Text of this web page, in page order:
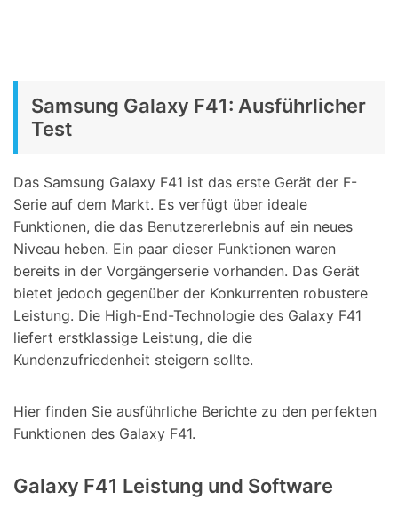
Samsung Galaxy F41: Ausführlicher
Test
Das Samsung Galaxy F41 ist das erste Gerät der F-
Serie auf dem Markt. Es verfügt über ideale
Funktionen, die das Benutzererlebnis auf ein neues
Niveau heben. Ein paar dieser Funktionen waren
bereits in der Vorgängerserie vorhanden. Das Gerät
bietet jedoch gegenüber der Konkurrenten robustere
Leistung. Die High-End-Technologie des Galaxy F41
liefert erstklassige Leistung, die die
Kundenzufriedenheit steigern sollte.
Hier finden Sie ausführliche Berichte zu den perfekten
Funktionen des Galaxy F41.
Galaxy F41 Leistung und Software